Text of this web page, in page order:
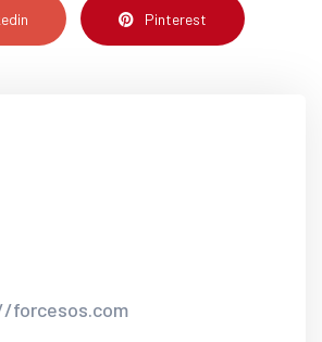
Pinterest